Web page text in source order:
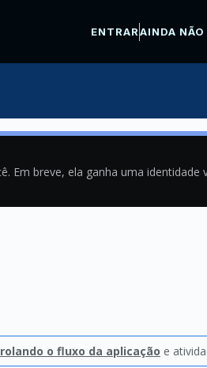
ENTRARAINDA
Em breve, ela ganha uma
o fluxo da aplicação e